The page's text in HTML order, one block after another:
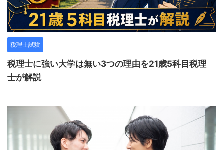
税理士試験
税理士に強い大学は無い3つの理由を21歳5科目税理
士が解説